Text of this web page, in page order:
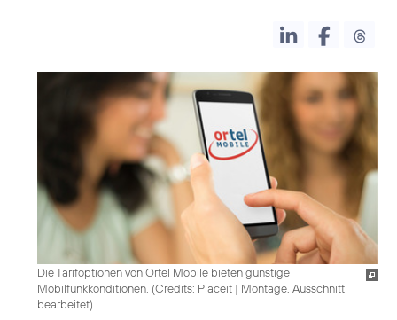
Die Tarifoptionen von Ortel Mobile bieten günstige
Mobilfunkkonditionen. (Credits: Placeit | Montage, Ausschnitt
bearbeitet)